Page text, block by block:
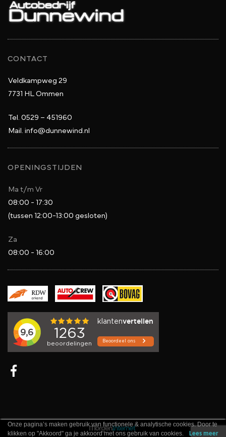
CONTACT
Veldkampweg 29
7731 HL Ommen
Tel. 0529 – 451960
Mail. info@dunnewind.nl
OPENINGSTIJDEN
Ma t/m Vr
08:00 - 17:30
(tussen 12:00-13:00 gesloten)
Za
08:00 - 16:00
Onze pagina’s maken gebruik van functionele & analytische cookies. Door te
klikken op "Akkoord" ga je akkoord met ons gebruik van cookies.
Lees meer